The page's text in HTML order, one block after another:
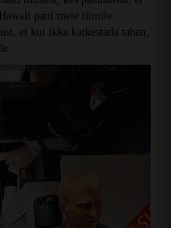
pani meie tiimile
et kui ikka katkestada tahan,